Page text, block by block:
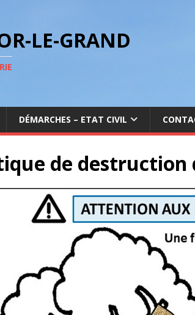
LE-GRAND
DÉMARCHES – ETAT CIVIL
de destruction